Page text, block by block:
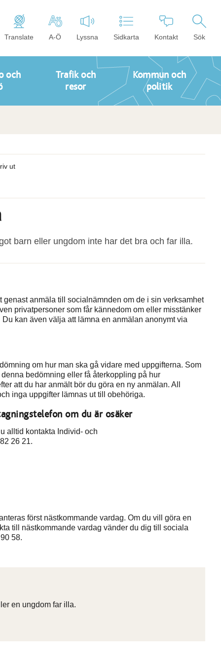
Translate A-Ö Lyssna Sidkarta Kontakt Sök
och
Trafik och
resor
Kommun och
politik
ut
barn eller ungdom inte har det bra och far illa.
anmäla till socialnämnden om de i sin verksamhet
privatpersoner som får kännedom om eller misstänker
kan även välja att lämna en anmälan anonymt via
om hur man ska gå vidare med uppgifterna. Som
bedömning eller få återkoppling på hur
att du har anmält bör du göra en ny anmälan. All
inga uppgifter lämnas ut till obehöriga.
om du är osäker
alltid kontakta Individ- och
26 21.
först nästkommande vardag. Om du vill göra en
till nästkommande vardag vänder du dig till sociala
58.
en ungdom far illa.